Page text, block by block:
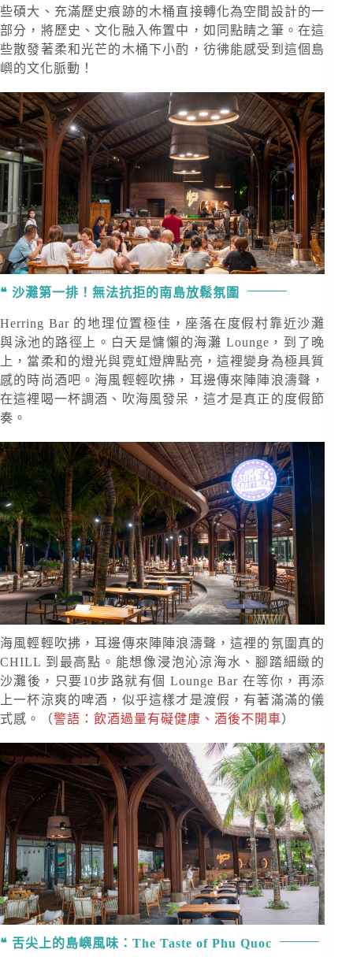
些碩大、充滿歷史痕跡的木桶直接轉化為空間設計的一
部分，將歷史、文化融入佈置中，如同點睛之筆。在這
些散發著柔和光芒的木桶下小酌，彷彿能感受到這個島
嶼的文化脈動！
沙灘第一排！無法抗拒的南島放鬆氛圍
Herring Bar 的地理位置極佳，座落在度假村靠近沙灘
與泳池的路徑上。白天是慵懶的海灘 Lounge，到了晚
上，當柔和的燈光與霓虹燈牌點亮，這裡變身為極具質
感的時尚酒吧。海風輕輕吹拂，耳邊傳來陣陣浪濤聲，
在這裡喝一杯調酒、吹海風發呆，這才是真正的度假節
奏。
海風輕輕吹拂，耳邊傳來陣陣浪濤聲，這裡的氛圍真的
CHILL 到最高點。能想像浸泡沁涼海水、腳踏細緻的
沙灘後，只要10步路就有個 Lounge Bar 在等你，再添
上一杯涼爽的啤酒，似乎這樣才是渡假，有著滿滿的儀
式感。（警語：飲酒過量有礙健康、酒後不開車）
舌尖上的島嶼風味：The Taste of Phu Quoc